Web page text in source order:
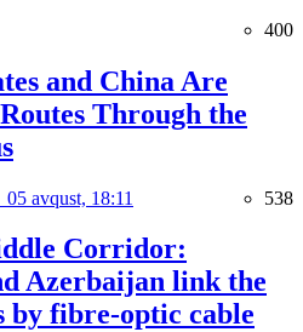
400
and China Are
Through the
05 avqust, 18:11 538
Corridor:
Azerbaijan link the
by fibre-optic cable